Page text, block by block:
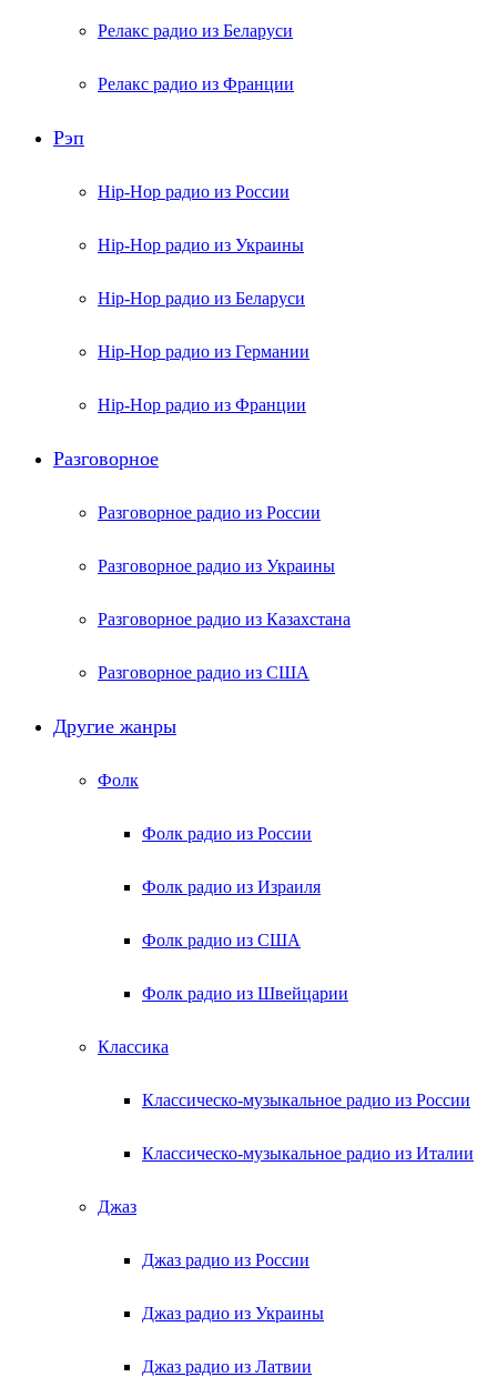
Релакс радио из Беларуси
Релакс радио из Франции
Рэп
Hip-Hop радио из России
Hip-Hop радио из Украины
Hip-Hop радио из Беларуси
Hip-Hop радио из Германии
Hip-Hop радио из Франции
Разговорное
Разговорное радио из России
Разговорное радио из Украины
Разговорное радио из Казахстана
Разговорное радио из США
Другие жанры
Фолк
Фолк радио из России
Фолк радио из Израиля
Фолк радио из США
Фолк радио из Швейцарии
Классика
Классическо-музыкальное радио из России
Классическо-музыкальное радио из Италии
Джаз
Джаз радио из России
Джаз радио из Украины
Джаз радио из Латвии